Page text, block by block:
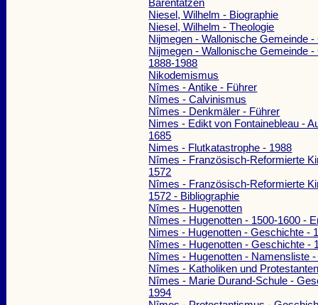
Niesel, Wilhelm - Biographie
Niesel, Wilhelm - Theologie
Nijmegen - Wallonische Gemeinde
Nijmegen - Wallonische Gemeinde
1888-1988
Nikodemismus
Nîmes - Antike - Führer
Nîmes - Calvinismus
Nîmes - Denkmäler - Führer
Nimes - Edikt von Fontainebleau -
1685
Nimes - Flutkatastrophe - 1988
Nîmes - Französisch-Reformierte
1572
Nîmes - Französisch-Reformierte
1572 - Bibliographie
Nîmes - Hugenotten
Nîmes - Hugenotten - 1500-1600 -
Nimes - Hugenotten - Geschichte -
Nîmes - Hugenotten - Geschichte -
Nîmes - Hugenotten - Namensliste -
Nîmes - Katholiken und
Nîmes - Marie Durand-Schule -
1994